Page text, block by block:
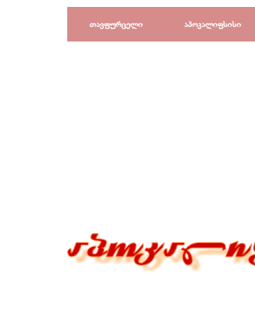
Перейти к контенту
თავფურცელი აპოკალიფსისი